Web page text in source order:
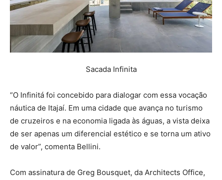
Sacada Infinita
“O Infinitá foi concebido para dialogar com essa vocação
náutica de Itajaí. Em uma cidade que avança no turismo
de cruzeiros e na economia ligada às águas, a vista deixa
de ser apenas um diferencial estético e se torna um ativo
de valor”, comenta Bellini.
Com assinatura de Greg Bousquet, da Architects Office,